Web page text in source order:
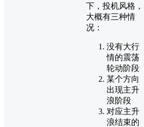
下，投机风格，
大概有三种情
况：
没有大行
情的震荡
轮动阶段
某个方向
出现主升
浪阶段
对应主升
浪结束的